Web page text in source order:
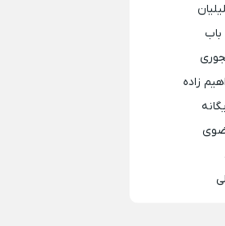
زاده